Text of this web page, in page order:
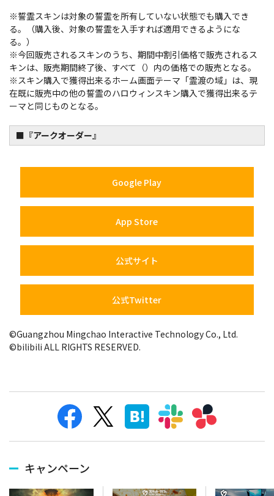
※誓霊スキンは対象の誓霊を所有していない状態でも購入でき
る。（購入後、対象の誓霊を入手すれば適用できるようにな
る。）
※今回販売されるスキンのうち、期間中割引価格で販売されるス
キンは、販売期間終了後、すべて（）内の価格での販売となる。
※スキン購入で獲得出来るホーム画面テーマ「霊渡の域」は、現
在既に販売中の他の誓霊のハロウィンスキン購入で獲得出来るテ
ーマと同じものとなる。
■『アークオーダー』​
Google Play
App Store
公式サイト
公式Twitter
©Guangzhou Mingchao Interactive Technology Co., Ltd.
©bilibili ALL RIGHTS RESERVED.
キャンペーン